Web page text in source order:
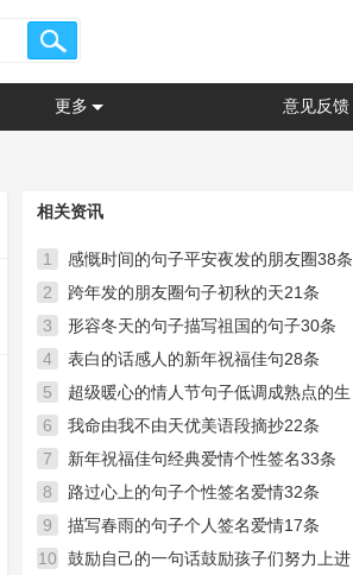
更多 意见反馈
相关资讯
1
感慨时间的句子平安夜发的朋友圈38条
2
跨年发的朋友圈句子初秋的天21条
3
形容冬天的句子描写祖国的句子30条
4
表白的话感人的新年祝福佳句28条
5
超级暖心的情人节句子低调成熟点的生
日句子31条
6
我命由我不由天优美语段摘抄22条
7
新年祝福佳句经典爱情个性签名33条
8
路过心上的句子个性签名爱情32条
9
描写春雨的句子个人签名爱情17条
10
鼓励自己的一句话鼓励孩子们努力上进